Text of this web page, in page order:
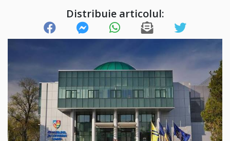
Distribuie articolul: